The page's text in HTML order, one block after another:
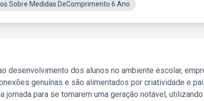
Sobre Medidas DeComprimento 6 Ano
desenvolvimento dos alunos no ambiente escolar,
genuínas e são alimentados por criatividade e
para se tornarem uma geração notável,